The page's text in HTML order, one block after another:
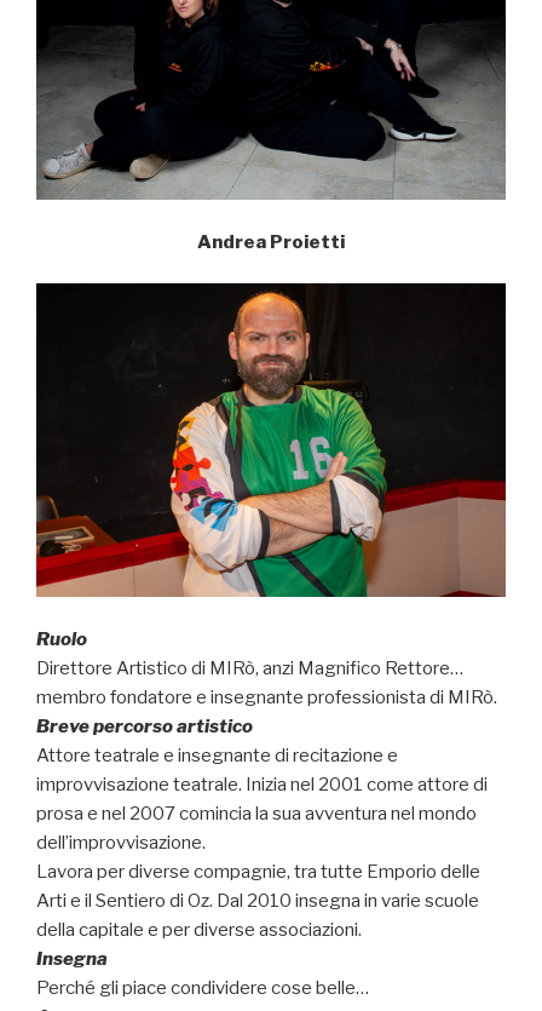
Andrea Proietti
Ruolo
Direttore Artistico di MIRò, anzi Magnifico Rettore…
membro fondatore e insegnante professionista di MIRò.
Breve percorso artistico
Attore teatrale e insegnante di recitazione e
improvvisazione teatrale. Inizia nel 2001 come attore di
prosa e nel 2007 comincia la sua avventura nel mondo
dell’improvvisazione.
Lavora per diverse compagnie, tra tutte Emporio delle
Arti e il Sentiero di Oz. Dal 2010 insegna in varie scuole
della capitale e per diverse associazioni.
Insegna
Perché gli piace condividere cose belle…